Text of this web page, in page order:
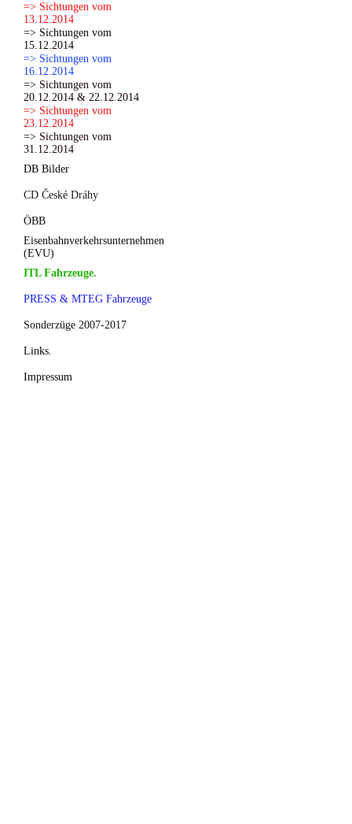
=> Sichtungen vom
13.12.2014
=> Sichtungen vom
15.12.2014
=> Sichtungen vom
16.12.2014
=> Sichtungen vom
20.12.2014 & 22.12.2014
=> Sichtungen vom
23.12.2014
=> Sichtungen vom
31.12.2014
DB Bilder
CD České Dráhy
ÖBB
Eisenbahnverkehrsunternehmen
(EVU)
ITL Fahrzeuge.
PRESS & MTEG Fahrzeuge
Sonderzüge 2007-2017
Links.
Impressum